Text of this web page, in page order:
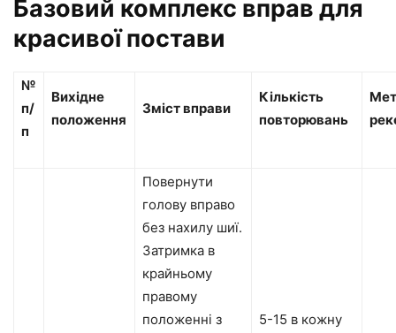
Базовий комплекс вправ для
красивої постави
№
п/
п
Вихідне
положення
Зміст вправи
Кількість
повторювань
Повернути
голову вправо
без нахилу шиї.
Затримка в
крайньому
правому
положенні з
5-15 в кожну